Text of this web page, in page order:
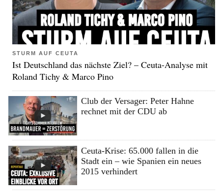
STURM AUF CEUTA
Ist Deutschland das nächste Ziel? – Ceuta-Analyse mit
Roland Tichy & Marco Pino
Club der Versager: Peter Hahne
rechnet mit der CDU ab
Ceuta-Krise: 65.000 fallen in die
Stadt ein – wie Spanien ein neues
2015 verhindert